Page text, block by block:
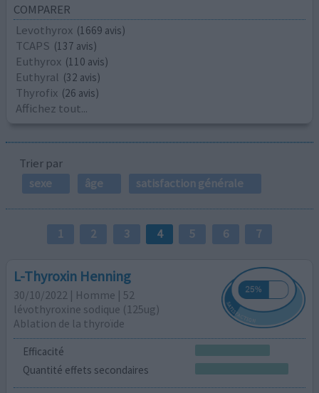
COMPARER
Levothyrox (1669 avis)
TCAPS (137 avis)
Euthyrox (110 avis)
Euthyral (32 avis)
Thyrofix (26 avis)
Affichez tout...
Trier par
sexe
âge satisfaction générale
1 2 3 4 5 6 7
L-Thyroxin Henning
30/10/2022 | Homme | 52
lévothyroxine sodique (125ug)
Ablation de la thyroïde
Efficacité
Quantité effets secondaires